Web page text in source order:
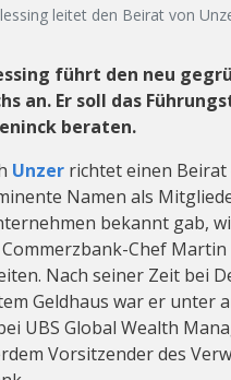
leitet den Beirat von
führt den neu
an. Er soll das
beraten.
Unzer richtet einen
Namen als
bekannt gab,
Chef Martin
Nach seiner Zeit bei
Geldhaus war er unter
UBS Global Wealth
Vorsitzender des